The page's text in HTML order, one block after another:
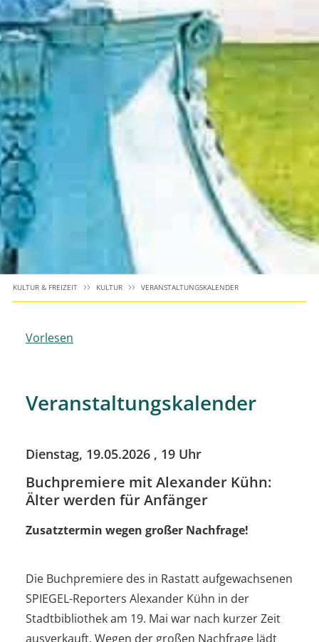
KULTUR & FREIZEIT KULTUR VERANSTALTUNGSKALENDER
Vorlesen
Veranstaltungskalender
Dienstag, 19.05.2026 , 19 Uhr
Buchpremiere mit Alexander Kühn:
Älter werden für Anfänger
Zusatztermin wegen großer Nachfrage!
Die Buchpremiere des in Rastatt aufgewachsenen
SPIEGEL-Reporters Alexander Kühn in der
Stadtbibliothek am 19. Mai war nach kurzer Zeit
ausverkauft. Wegen der großen Nachfrage lädt